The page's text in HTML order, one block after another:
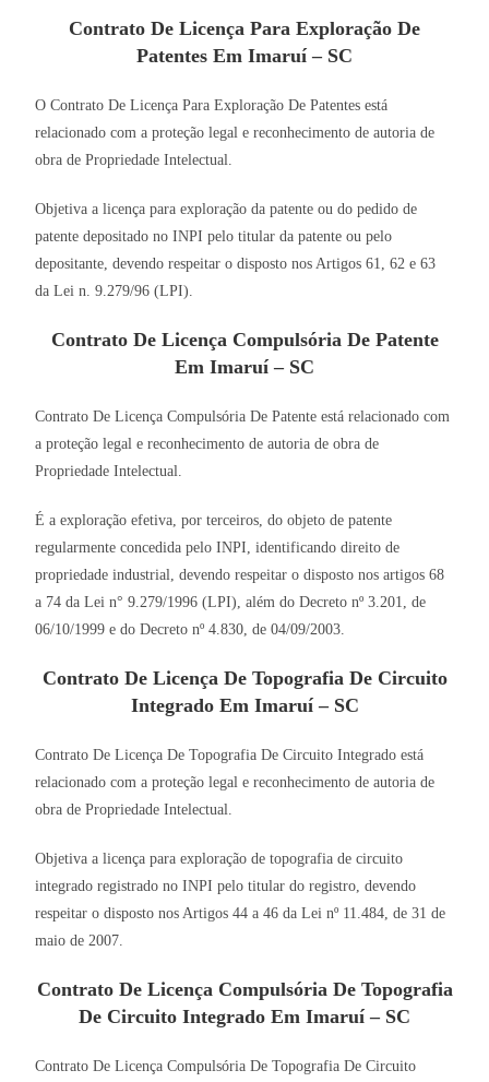
Contrato De Licença Para Exploração De
Patentes Em Imaruí – SC
O Contrato De Licença Para Exploração De Patentes está
relacionado com a proteção legal e reconhecimento de autoria de
obra de Propriedade Intelectual.
Objetiva a licença para exploração da patente ou do pedido de
patente depositado no INPI pelo titular da patente ou pelo
depositante, devendo respeitar o disposto nos Artigos 61, 62 e 63
da Lei n. 9.279/96 (LPI).
Contrato De Licença Compulsória De Patente
Em Imaruí – SC
Contrato De Licença Compulsória De Patente está relacionado com
a proteção legal e reconhecimento de autoria de obra de
Propriedade Intelectual.
É a exploração efetiva, por terceiros, do objeto de patente
regularmente concedida pelo INPI, identificando direito de
propriedade industrial, devendo respeitar o disposto nos artigos 68
a 74 da Lei n° 9.279/1996 (LPI), além do Decreto nº 3.201, de
06/10/1999 e do Decreto nº 4.830, de 04/09/2003.
Contrato De Licença De Topografia De Circuito
Integrado Em Imaruí – SC
Contrato De Licença De Topografia De Circuito Integrado está
relacionado com a proteção legal e reconhecimento de autoria de
obra de Propriedade Intelectual.
Objetiva a licença para exploração de topografia de circuito
integrado registrado no INPI pelo titular do registro, devendo
respeitar o disposto nos Artigos 44 a 46 da Lei nº 11.484, de 31 de
maio de 2007.
Contrato De Licença Compulsória De Topografia
De Circuito Integrado Em Imaruí – SC
Contrato De Licença Compulsória De Topografia De Circuito